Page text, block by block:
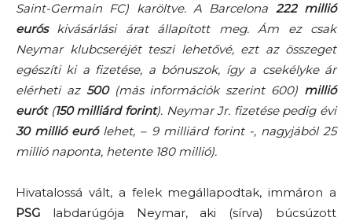
Saint-Germain FC) karöltve. A Barcelona 222 millió
euróskivásárlási árat állapított meg. Ám ez csak
Neymar klubcseréjét teszi lehetővé, ezt az összeget
egészíti ki a fizetése, a bónuszok, így a csekélyke ár
elérheti az 500(más információk szerint 600) millió
eurót(150 milliárd forint). Neymar Jr. fizetése pedig évi
30 millió eurólehet, – 9 milliárd forint -, nagyjából 25
millió naponta, hetente 180 millió).
Hivatalossá vált, a felek megállapodtak, immáron a
PSG labdarúgója Neymar, aki (sírva) búcsúzott